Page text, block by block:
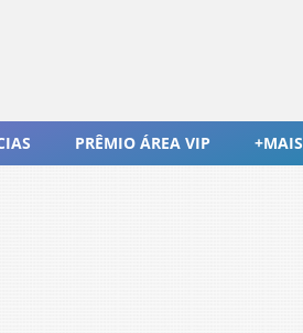
PRÊMIO ÁREA VIP +MAIS